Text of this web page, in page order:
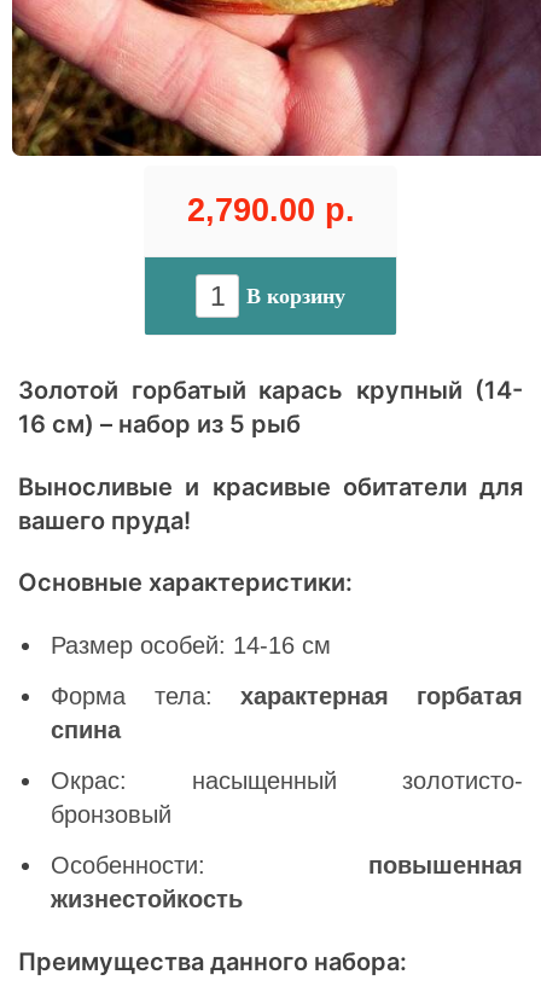
2,790.00 р.
В корзину
Золотой горбатый карась крупный (14-
16 см) – набор из 5 рыб
Выносливые и красивые обитатели для
вашего пруда!
Основные характеристики:
Размер особей: 14-16 см
Форма тела: характерная горбатая
спина
Окрас: насыщенный золотисто-
бронзовый
Особенности: повышенная
жизнестойкость
Преимущества данного набора: